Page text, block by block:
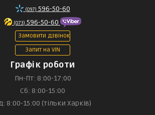
(097) 596-50-60
(073) 596-50-60
Замовити дзвінок
Запит на VIN
Графік роботи
Пн-Пт: 8:00-17:00
Сб: 8:00-15:00
8:00-15:00 (тільки Харків)